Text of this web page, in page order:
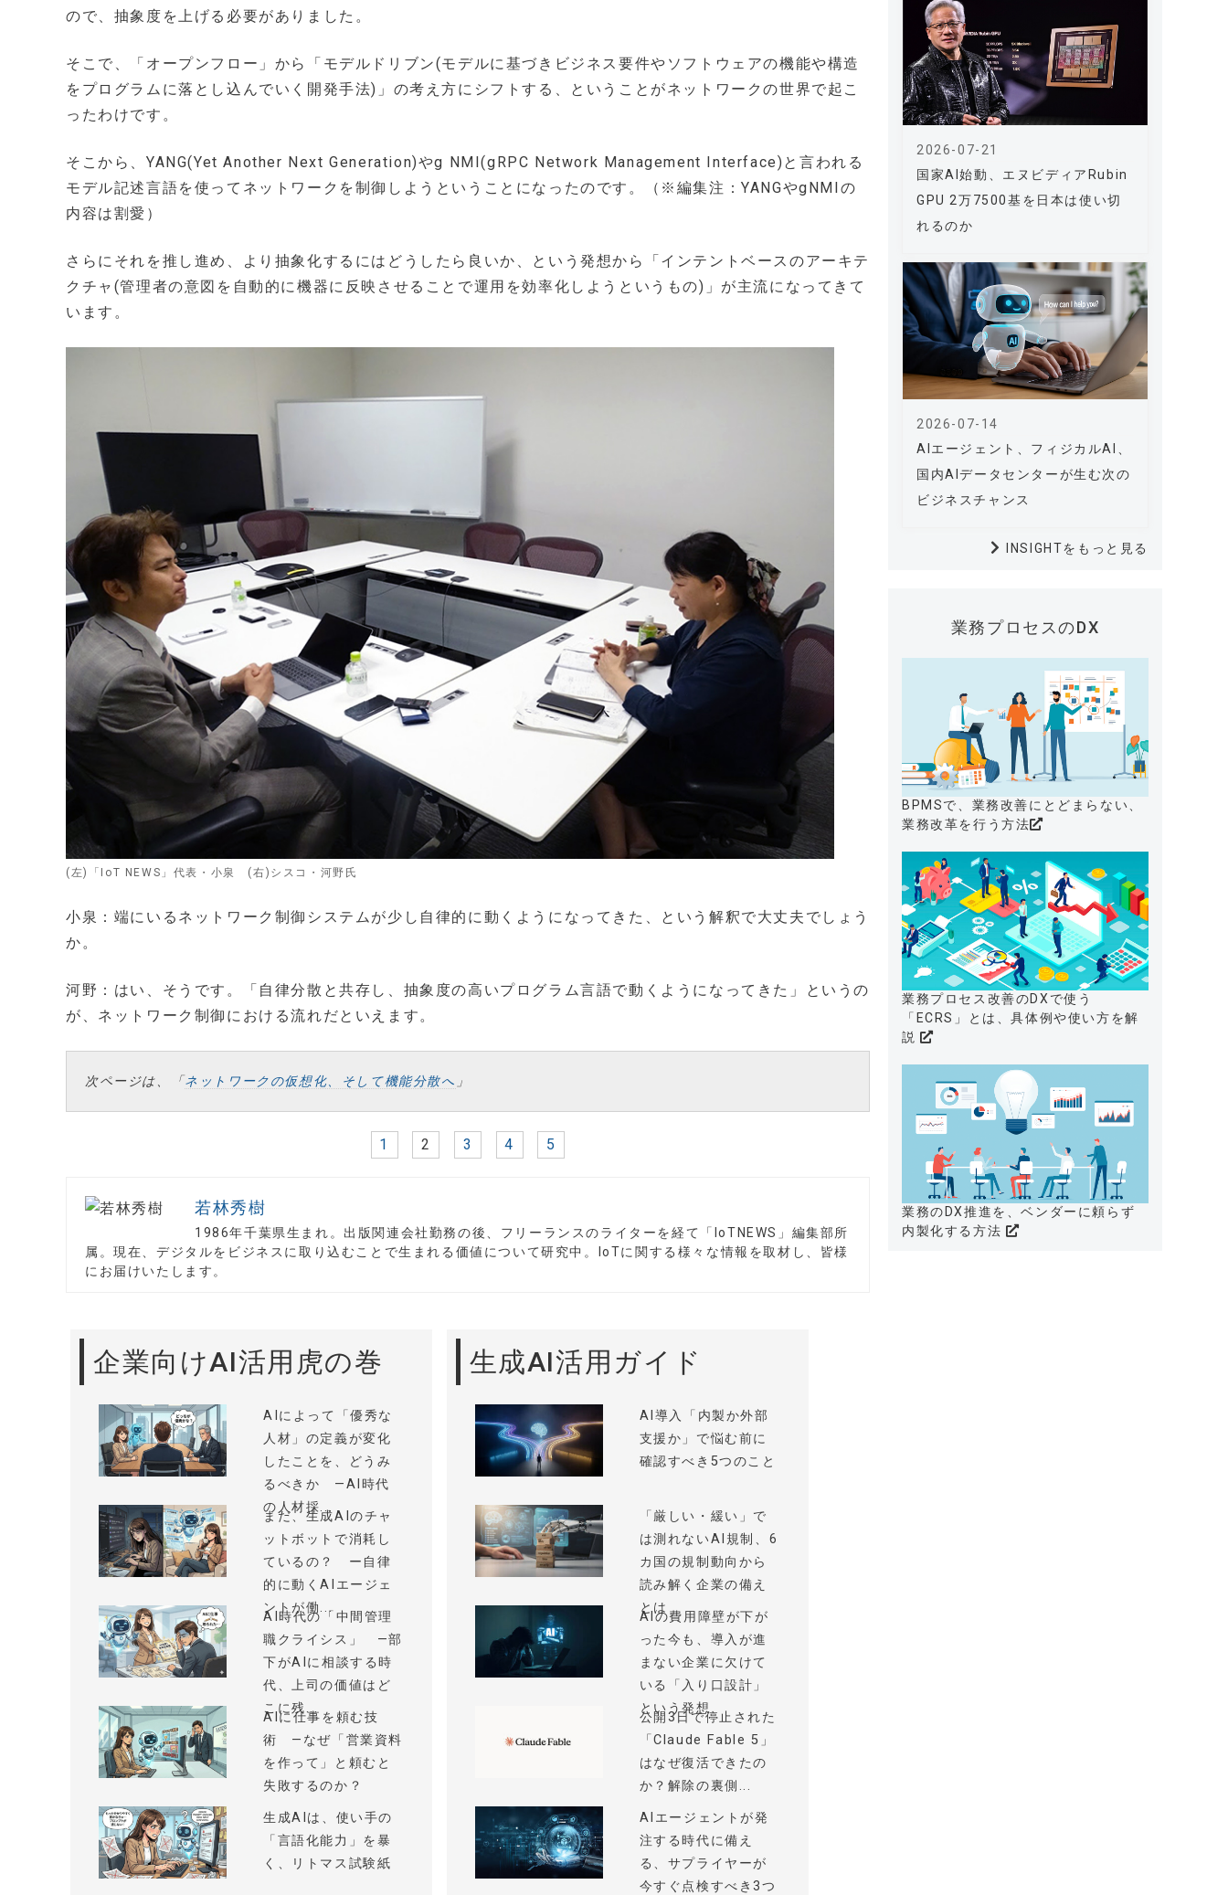
ので、抽象度を上げる必要がありました。
そこで、「オープンフロー」から「モデルドリブン(モデルに基づきビジネス要件やソフトウェアの機能や構造
をプログラムに落とし込んでいく開発手法)」の考え方にシフトする、ということがネットワークの世界で起こ
ったわけです。
そこから、YANG(Yet Another Next Generation)やg NMI(gRPC Network Management Interface)と言われる
モデル記述言語を使ってネットワークを制御しようということになったのです。（※編集注：YANGやgNMIの
内容は割愛）
さらにそれを推し進め、より抽象化するにはどうしたら良いか、という発想から「インテントベースのアーキテ
クチャ(管理者の意図を自動的に機器に反映させることで運用を効率化しようというもの)」が主流になってきて
います。
(左)「IoT NEWS」代表・小泉 (右)シスコ・河野氏
小泉：端にいるネットワーク制御システムが少し自律的に動くようになってきた、という解釈で大丈夫でしょう
か。
河野：はい、そうです。「自律分散と共存し、抽象度の高いプログラム言語で動くようになってきた」というの
が、ネットワーク制御における流れだといえます。
次ページは、「 ネットワークの仮想化、そして機能分散へ 」
1 2 3 4 5
若林秀樹
1986年千葉県生まれ。出版関連会社勤務の後、フリーランスのライターを経て「IoTNEWS」編集部所
属。現在、デジタルをビジネスに取り込むことで生まれる価値について研究中。IoTに関する様々な情報を取材し、皆様
にお届けいたします。
企業向けAI活用虎の巻
AIによって「優秀な
人材」の定義が変化
したことを、どうみ
るべきか —AI時代
の人材採...
まだ、生成AIのチャ
ットボットで消耗し
ているの？ ー自律
的に動くAIエージェ
ントが働...
AI時代の「中間管理
職クライシス」 —部
下がAIに相談する時
代、上司の価値はど
こに残...
AIに仕事を頼む技
術 —なぜ「営業資料
を作って」と頼むと
失敗するのか？
生成AIは、使い手の
「言語化能力」を暴
く、リトマス試験紙
生成AI活用ガイド
AI導入「内製か外部
支援か」で悩む前に
確認すべき5つのこと
「厳しい・緩い」で
は測れないAI規制、6
カ国の規制動向から
読み解く企業の備え
とは
AIの費用障壁が下が
った今も、導入が進
まない企業に欠けて
いる「入り口設計」
という発想
公開3日で停止された
「Claude Fable 5」
はなぜ復活できたの
か？解除の裏側...
AIエージェントが発
注する時代に備え
る、サプライヤーが
今すぐ点検すべき3つ
国家AI始動、エヌビディアRubin
GPU 2万7500基を日本は使い切
れるのか
2026-07-21
AIエージェント、フィジカルAI、
国内AIデータセンターが生む次の
ビジネスチャンス
2026-07-14
INSIGHTをもっと見る
業務プロセスのDX
BPMSで、業務改善にとどまらない、
業務改革を行う方法
業務プロセス改善のDXで使う
「ECRS」とは、具体例や使い方を解
説
業務のDX推進を、ベンダーに頼らず
内製化する方法